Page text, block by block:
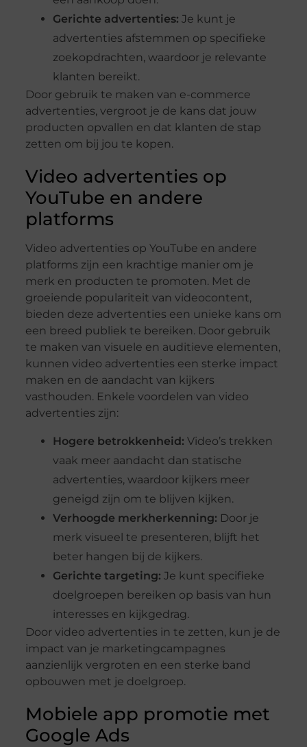
Gerichte advertenties: Je kunt je
advertenties afstemmen op specifieke
zoekopdrachten, waardoor je relevante
klanten bereikt.
Door gebruik te maken van e-commerce
advertenties, vergroot je de kans dat jouw
producten opvallen en dat klanten de stap
zetten om bij jou te kopen.
Video advertenties op
YouTube en andere
platforms
Video advertenties op YouTube en andere
platforms zijn een krachtige manier om je
merk en producten te promoten. Met de
groeiende populariteit van videocontent,
bieden deze advertenties een unieke kans om
een breed publiek te bereiken. Door gebruik
te maken van visuele en auditieve elementen,
kunnen video advertenties een sterke impact
maken en de aandacht van kijkers
vasthouden. Enkele voordelen van video
advertenties zijn:
Hogere betrokkenheid: Video’s trekken
vaak meer aandacht dan statische
advertenties, waardoor kijkers meer
geneigd zijn om te blijven kijken.
Verhoogde merkherkenning: Door je
merk visueel te presenteren, blijft het
beter hangen bij de kijkers.
Gerichte targeting: Je kunt specifieke
doelgroepen bereiken op basis van hun
interesses en kijkgedrag.
Door video advertenties in te zetten, kun je de
impact van je marketingcampagnes
aanzienlijk vergroten en een sterke band
opbouwen met je doelgroep.
Mobiele app promotie met
Google Ads